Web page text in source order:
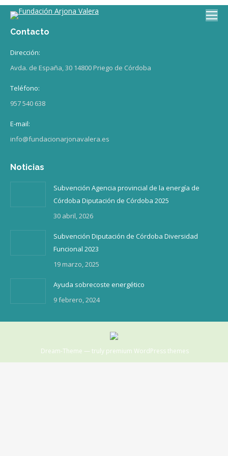
Contacto
Dirección:
Avda. de España, 30 14800 Priego de Córdoba
Teléfono:
957 540 638
E-mail:
info@fundacionarjonavalera.es
Noticias
Subvención Agencia provincial de la energía de
Córdoba Diputación de Córdoba 2025
30 abril, 2026
Subvención Diputación de Córdoba Diversidad
Funcional 2023
19 marzo, 2025
Ayuda sobrecoste energético
9 febrero, 2024
Dream-Theme — truly premium WordPress themes